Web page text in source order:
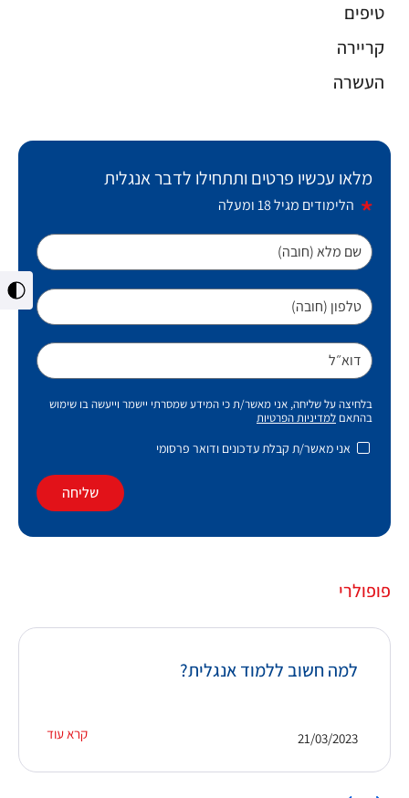
טיפים
קריירה
העשרה
מלאו עכשיו פרטים ותתחילו לדבר אנגלית
הלימודים מגיל 18 ומעלה
שם מלא (חובה)
טלפון (חובה)
דוא״ל
בלחיצה על שליחה, אני מאשר/ת כי המידע שמסרתי יישמר וייעשה בו שימוש
בהתאם למדיניות הפרטיות
אני מאשר/ת קבלת עדכונים ודואר פרסומי
שליחה
פופולרי
למה חשוב ללמוד אנגלית?
קרא עוד 21/03/2023